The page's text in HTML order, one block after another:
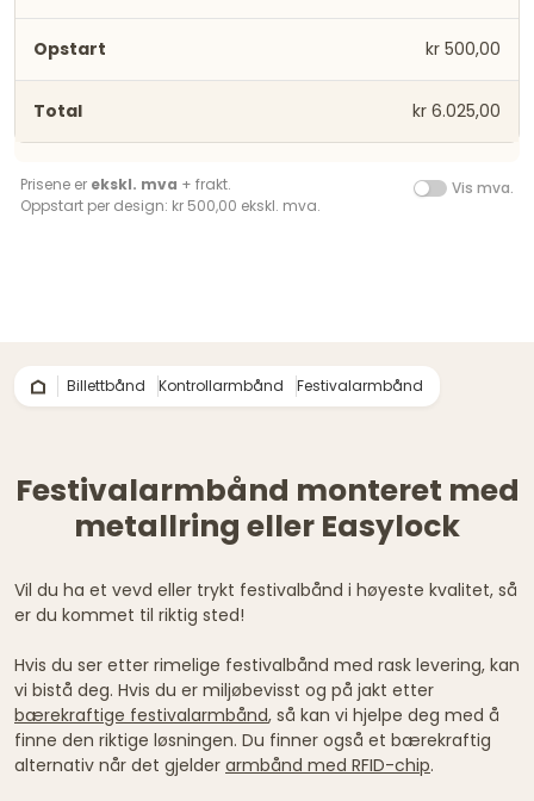
kr 500,00
kr 6.025,00
Prisene er ekskl. mva + frakt.
Oppstart per design: kr 500,00 ekskl. mva.
Vis mva.
Billettbånd Kontrollarmbånd Festivalarmbånd
Festivalarmbånd monteret med
metallring eller Easylock
Vil du ha et vevd eller trykt festivalbånd i høyeste kvalitet, så
er du kommet til riktig sted!
Hvis du ser etter rimelige festivalbånd med rask levering, kan
vi bistå deg. Hvis du er miljøbevisst og på jakt etter
bærekraftige festivalarmbånd, så kan vi hjelpe deg med å
finne den riktige løsningen. Du finner også et bærekraftig
alternativ når det gjelder armbånd med RFID-chip.